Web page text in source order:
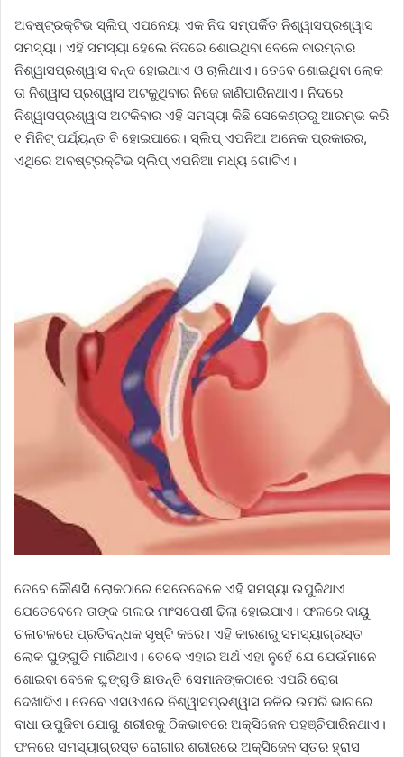
ଅବଷ୍ଟ୍ରକ୍ଟିଭ ସ୍ଲିପ୍ ଏପନେୟା ଏକ ନିଦ ସମ୍ପର୍କିତ ନିଶ୍ୱାସପ୍ରଶ୍ୱାସ
ସମସ୍ୟା। ଏହି ସମସ୍ୟା ହେଲେ ନିଦରେ ଶୋଇଥିବା ବେଳେ ବାରମ୍ବାର
ନିଶ୍ୱାସପ୍ରଶ୍ୱାସ ବନ୍ଦ ହୋଇଥାଏ ଓ ଚାଲିଥାଏ। ତେବେ ଶୋଇଥିବା ଲୋକ
ତା ନିଶ୍ୱାସ ପ୍ରଶ୍ୱାସ ଅଟକୁଥିବାର ନିଜେ ଜାଣିପାରିନଥାଏ। ନିଦରେ
ନିଶ୍ୱାସପ୍ରଶ୍ୱାସ ଅଟକିବାର ଏହି ସମସ୍ୟା କିଛି ସେକେଣ୍ଡରୁ ଆରମ୍ଭ କରି
୧ ମିନିଟ୍‌ ପର୍ଯ୍ୟନ୍ତ ବି ହୋଇପାରେ। ସ୍ଲିପ୍ ଏପନିଆ ଅନେକ ପ୍ରକାରର,
ଏଥିରେ ଅବଷ୍ଟ୍ରକ୍ଟିଭ ସ୍ଲିପ୍ ଏପନିଆ ମଧ୍ୟ ଗୋଟିଏ।
ତେବେ କୌଣସି ଲୋକଠାରେ ସେତେବେଳେ ଏହି ସମସ୍ୟା ଉପୁଜିଥାଏ
ଯେତେବେଳେ ତାଙ୍କ ଗଳାର ମାଂସପେଶୀ ଢିଲା ହୋଇଯାଏ। ଫଳରେ ବାୟୁ
ଚଳାଚଳରେ ପ୍ରତିବନ୍ଧକ ସୃଷ୍ଟି କରେ। ଏହି କାରଣରୁ ସମସ୍ୟାଗ୍ରସ୍ତ
ଲୋକ ଘୁଙ୍ଗୁଡି ମାରିଥାଏ। ତେବେ ଏହାର ଅର୍ଥ ଏହା ନୁହେଁ ଯେ ଯେଉଁମାନେ
ଶୋଇବା ବେଳେ ଘୁଙ୍ଗୁଡି ଛାଡନ୍ତି ସେମାନଙ୍କଠାରେ ଏପରି ରୋଗ
ଦେଖାଦିଏ। ତେବେ ଏସଓଏରେ ନିଶ୍ୱାସପ୍ରଶ୍ୱାସ ନଳିର ଉପରି ଭାଗରେ
ବାଧା ଉପୁଜିବା ଯୋଗୁ ଶରୀରକୁ ଠିକଭାବରେ ଅକ୍ସିଜେନ ପହଞ୍ଚିପାରିନଥାଏ।
ଫଳରେ ସମସ୍ୟାଗ୍ରସ୍ତ ରୋଗୀର ଶରୀରରେ ଅକ୍ସିଜେନ ସ୍ତର ହ୍ରାସ